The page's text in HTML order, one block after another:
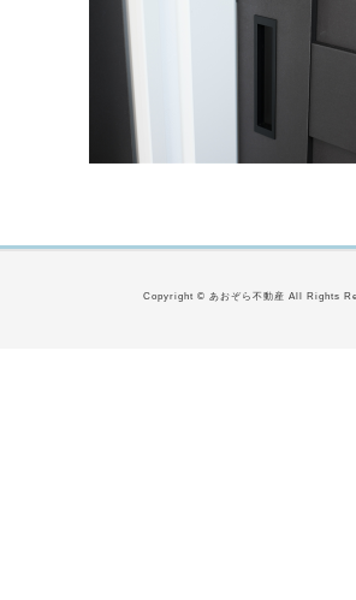
Copyright © あおぞら不動産 All Rights